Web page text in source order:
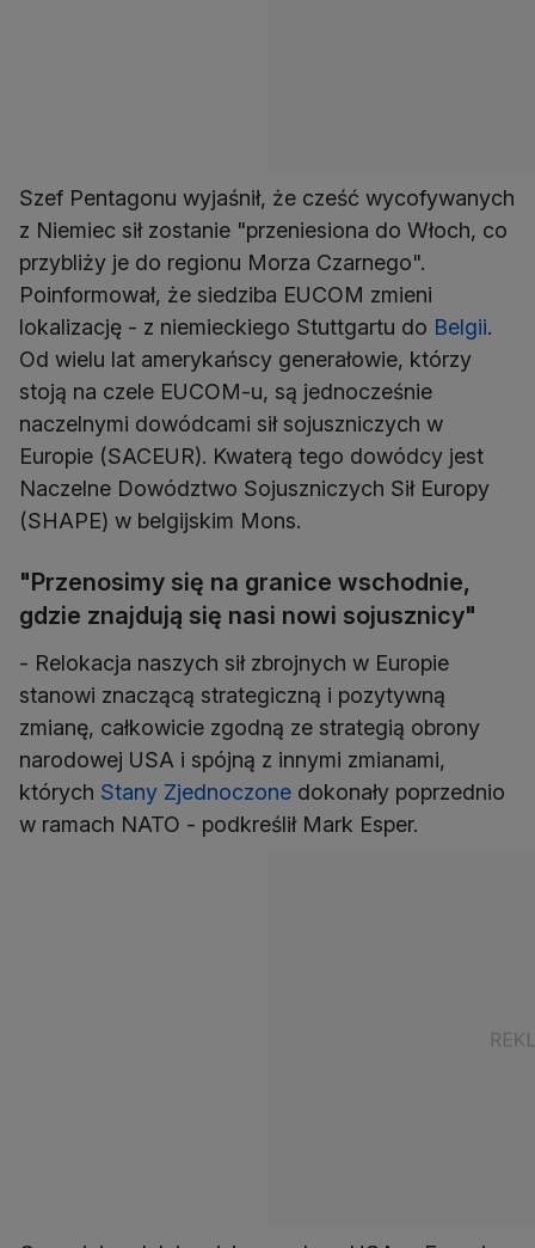
Szef Pentagonu wyjaśnił, że cześć wycofywanych
z Niemiec sił zostanie "przeniesiona do Włoch, co
przybliży je do regionu Morza Czarnego".
Poinformował, że siedziba EUCOM zmieni
lokalizację - z niemieckiego Stuttgartu do Belgii.
Od wielu lat amerykańscy generałowie, którzy
stoją na czele EUCOM-u, są jednocześnie
naczelnymi dowódcami sił sojuszniczych w
Europie (SACEUR). Kwaterą tego dowódcy jest
Naczelne Dowództwo Sojuszniczych Sił Europy
(SHAPE) w belgijskim Mons.
"Przenosimy się na granice wschodnie,
gdzie znajdują się nasi nowi sojusznicy"
- Relokacja naszych sił zbrojnych w Europie
stanowi znaczącą strategiczną i pozytywną
zmianę, całkowicie zgodną ze strategią obrony
narodowej USA i spójną z innymi zmianami,
których Stany Zjednoczone dokonały poprzednio
w ramach NATO - podkreślił Mark Esper.